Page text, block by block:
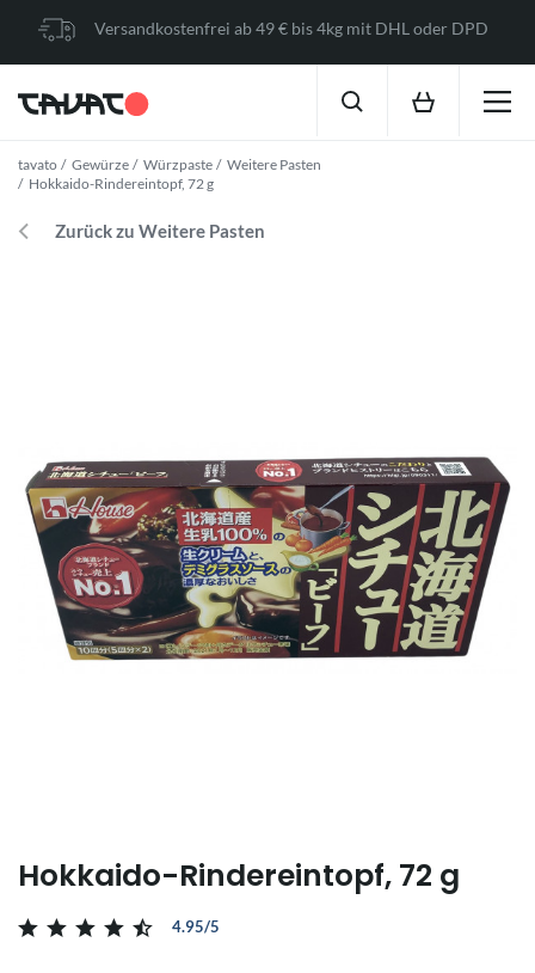
Versandkostenfrei ab 49 € bis 4kg mit DHL oder DPD
tavato Gewürze Würzpaste
Weitere Pasten
Hokkaido-Rindereintopf, 72 g
Zurück zu Weitere Pasten
Hokkaido-Rindereintopf, 72 g
4.95/5